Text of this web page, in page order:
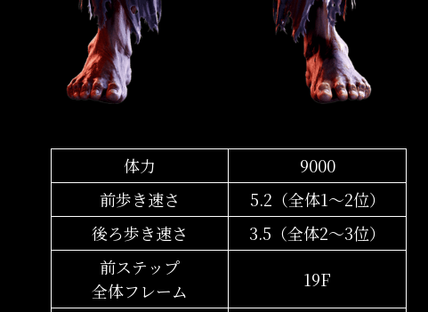
体力
9000
前歩き速さ
5.2（全体1〜2位）
後ろ歩き速さ
3.5（全体2〜3位）
前ステップ
全体フレーム
19F